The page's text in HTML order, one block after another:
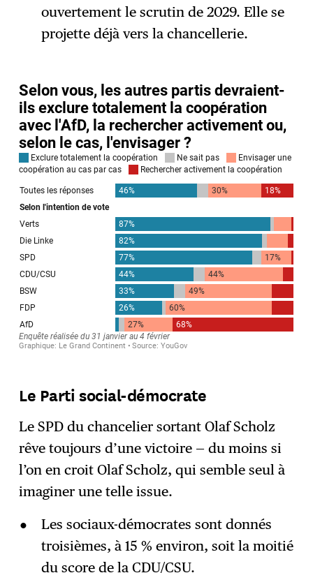
ouvertement le scrutin de 2029. Elle se
projette déjà vers la chancellerie.
Le Parti social-démocrate
Le SPD du chancelier sortant Olaf Scholz
rêve toujours d’une victoire — du moins si
l’on en croit Olaf Scholz, qui semble seul à
imaginer une telle issue.
Les sociaux-démocrates sont donnés
troisièmes, à 15 % environ, soit la moitié
du score de la CDU/CSU.